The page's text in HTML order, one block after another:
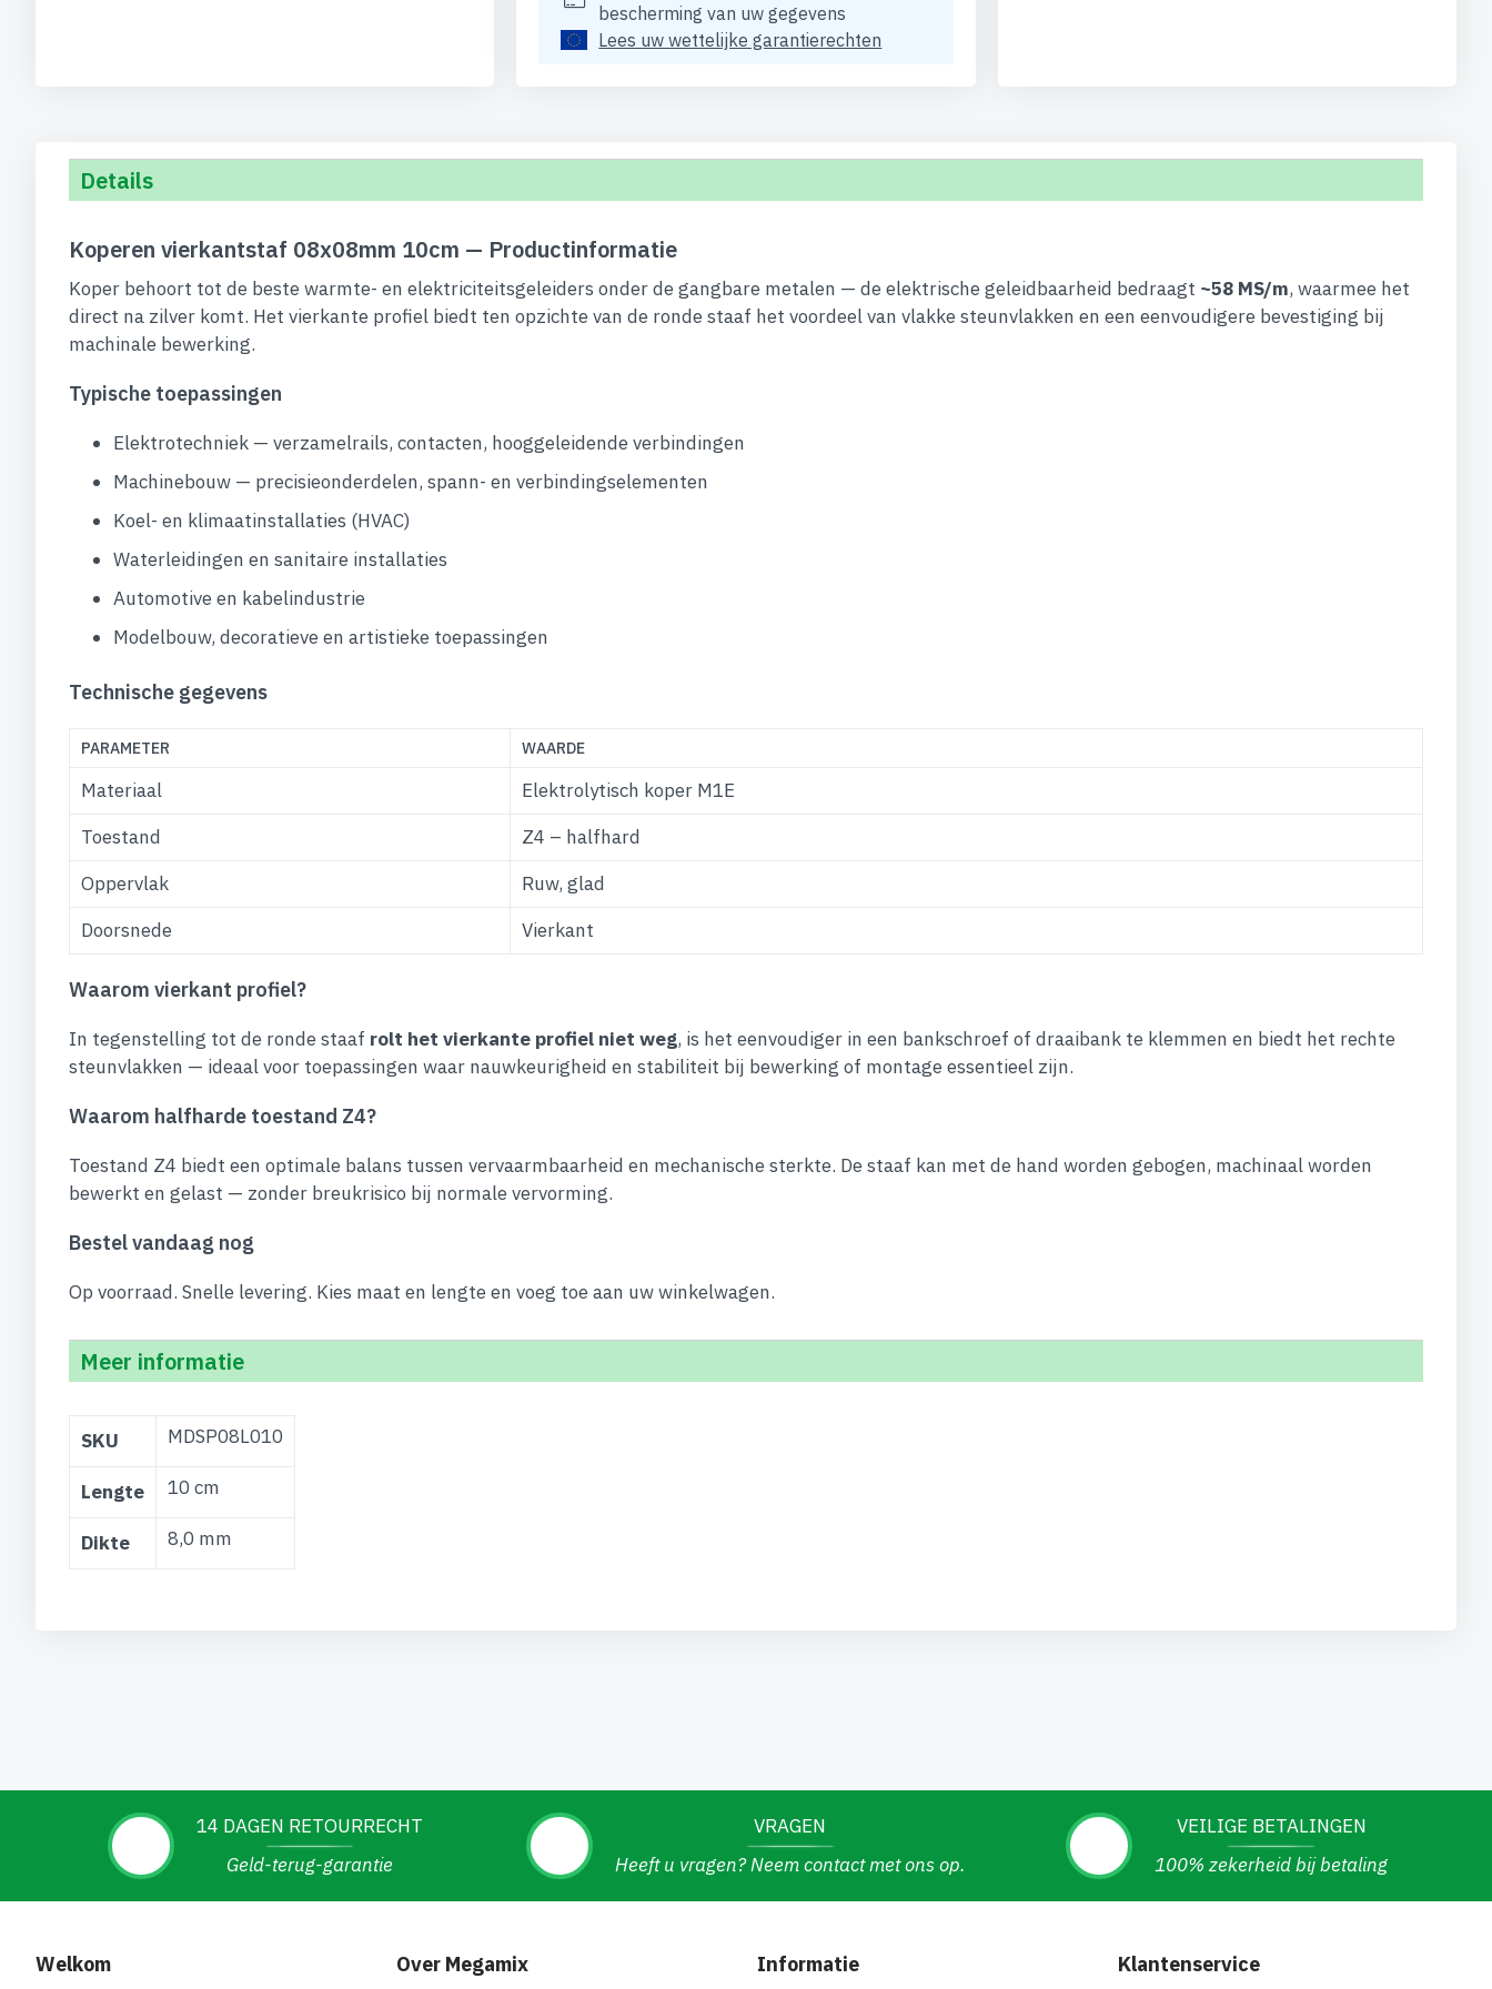
bescherming van uw gegevens
Lees uw wettelijke garantierechten
Details
Koperen vierkantstaf 08x08mm 10cm — Productinformatie
Koper behoort tot de beste warmte- en elektriciteitsgeleiders onder de gangbare metalen — de elektrische geleidbaarheid bedraagt ~58 MS/m, waarmee het
direct na zilver komt. Het vierkante profiel biedt ten opzichte van de ronde staaf het voordeel van vlakke steunvlakken en een eenvoudigere bevestiging bij
machinale bewerking.
Typische toepassingen
Elektrotechniek — verzamelrails, contacten, hooggeleidende verbindingen
Machinebouw — precisieonderdelen, spann- en verbindingselementen
Koel- en klimaatinstallaties (HVAC)
Waterleidingen en sanitaire installaties
Automotive en kabelindustrie
Modelbouw, decoratieve en artistieke toepassingen
Technische gegevens
PARAMETER WAARDE
Materiaal
Elektrolytisch koper M1E
Toestand
Z4 – halfhard
Oppervlak
Ruw, glad
Doorsnede
Vierkant
Waarom vierkant profiel?
In tegenstelling tot de ronde staaf rolt het vierkante profiel niet weg, is het eenvoudiger in een bankschroef of draaibank te klemmen en biedt het rechte
steunvlakken — ideaal voor toepassingen waar nauwkeurigheid en stabiliteit bij bewerking of montage essentieel zijn.
Waarom halfharde toestand Z4?
Toestand Z4 biedt een optimale balans tussen vervaarmbaarheid en mechanische sterkte. De staaf kan met de hand worden gebogen, machinaal worden
bewerkt en gelast — zonder breukrisico bij normale vervorming.
Bestel vandaag nog
Op voorraad. Snelle levering. Kies maat en lengte en voeg toe aan uw winkelwagen.
Meer informatie
informatie
SKU MDSP08L010
Lengte 10 cm
Dikte 8,0 mm
14 DAGEN RETOURRECHT
Geld-terug-garantie
VRAGEN
Heeft u vragen? Neem contact met ons op.
VEILIGE BETALINGEN
100% zekerheid bij betaling
Welkom Over Megamix Informatie Klantenservice